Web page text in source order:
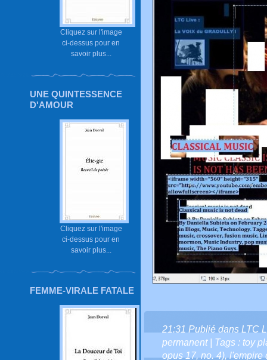
Cliquez sur l'image
ci-dessus pour en
savoir plus...
UNE QUINTESSENCE
D'AMOUR
Cliquez sur l'image
ci-dessus pour en
savoir plus...
FEMME-VIRALE FATALE
21:31 Publié dans LTC
permanent| Tags : toy
opus 17,no. 4),l'empire